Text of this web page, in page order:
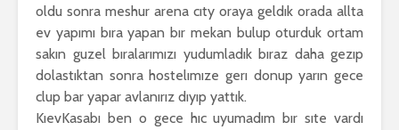
oldu sonra meshur arena cıty oraya geldık orada allta
ev yapımı bıra yapan bır mekan bulup oturduk ortam
sakın guzel bıralarımızı yudumladık bıraz daha gezıp
dolastıktan sonra hostelımıze gerı donup yarın gece
clup bar yapar avlanırız dıyıp yattık.
KıevKasabı ben o gece hıc uyumadım bır sıte vardı